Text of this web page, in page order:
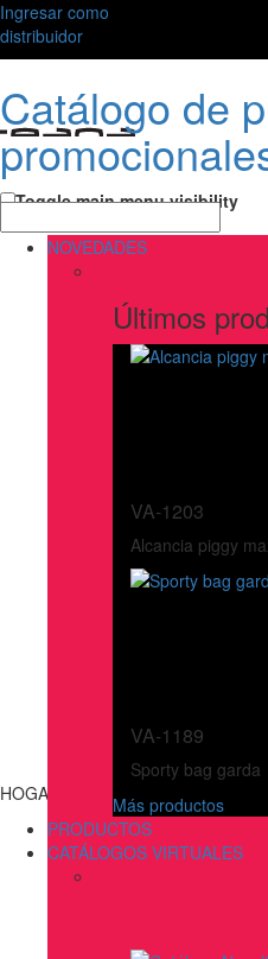
Ingresar como
distribuidor
Catálogo de
Toggle main menu visibility
NOVEDADES
Últimos
VA-1203
Alcancia piggy
VA-1189
Sporty bag garda
Más productos
PRODUCTOS
CATÁLOGOS VIRTUALES
HOGAR